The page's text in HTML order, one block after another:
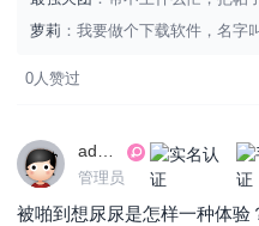
萝莉 ：我要做个下载软件，名字
0人赞过
admin
管理员
被啪到想尿尿是怎样一种体验